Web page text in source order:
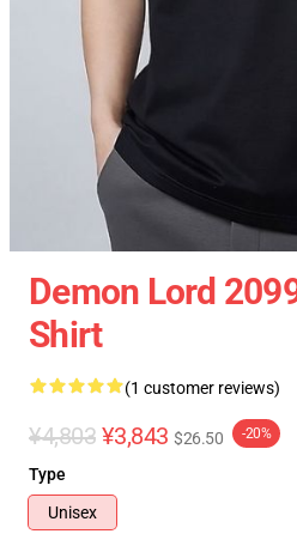
Demon Lord
Shirt
(1 customer reviews)
¥4,803 ¥3,843 $26.50 -20%
Type
Unisex